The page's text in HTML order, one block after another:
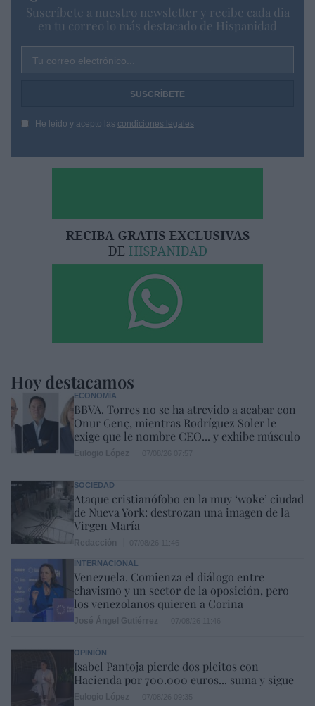
Suscríbete a nuestro newsletter y recibe cada dia
en tu correo lo más destacado de Hispanidad
Tu correo electrónico...
He leído y acepto las condiciones legales
Hoy destacamos
ECONOMÍA
BBVA. Torres no se ha atrevido a acabar con
Onur Genç, mientras Rodríguez Soler le
exige que le nombre CEO... y exhibe músculo
SOCIEDAD
Ataque cristianófobo en la muy ‘woke’ ciudad
de Nueva York: destrozan una imagen de la
Virgen María
INTERNACIONAL
Venezuela. Comienza el diálogo entre
chavismo y un sector de la oposición, pero
los venezolanos quieren a Corina
OPINIÓN
Isabel Pantoja pierde dos pleitos con
Hacienda por 700.000 euros... suma y sigue